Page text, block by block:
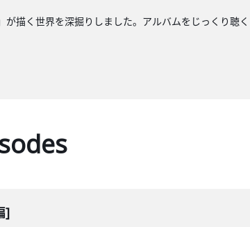
描く世界を深掘りしました。アルバムをじっくり聴
]